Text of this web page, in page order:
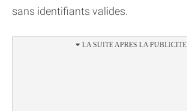
sans identifiants valides.